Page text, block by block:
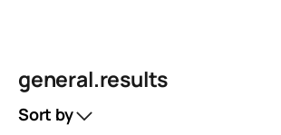
general.results
Sort by